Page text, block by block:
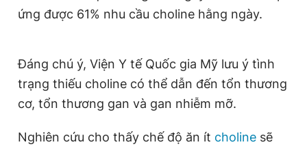
Giấy phép xuất bản số 110/GP - BTTTT cấp ngày 24.3.2020
ứng được 61% nhu cầu choline hằng ngày.
Đáng chú ý, Viện Y tế Quốc gia Mỹ lưu ý tình
trạng thiếu choline có thể dẫn đến tổn thương
cơ, tổn thương gan và gan nhiễm mỡ.
Nghiên cứu cho thấy chế độ ăn ít choline sẽ